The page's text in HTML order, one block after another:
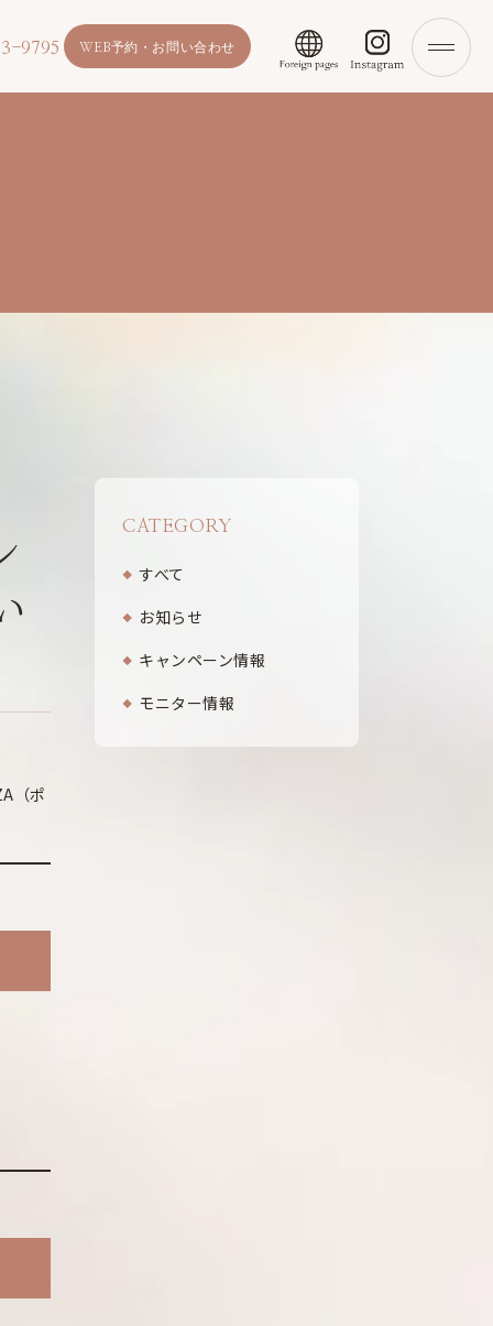
9795 WEB予約・お問い合わせ
（ポ
CATEGORY
すべて
お知らせ
キャンペーン情報
モニター情報